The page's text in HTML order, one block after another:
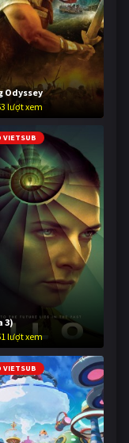
Odyssey
lượt xem
VIETSUB
3)
lượt xem
VIETSUB